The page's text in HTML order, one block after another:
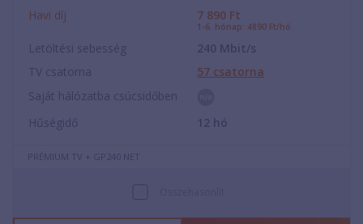
Havi díj 7 890 Ft
1-6. hónap: 4890 Ft/hó
Letöltési sebesség 240 Mbit/s
TV csatorna
57 csatorna
Saját hálózatba csúcsidőben
Hűségidő
12 hó
PRÉMIUM TV + GP240 NET